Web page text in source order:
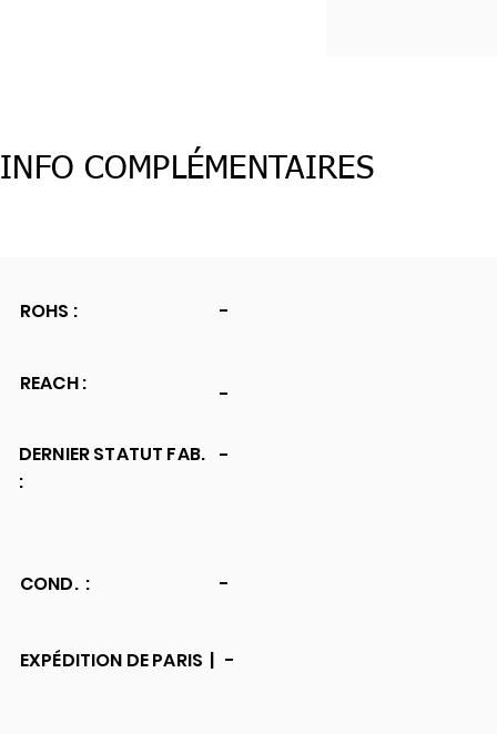
INFO COMPLÉMENTAIRES
ROHS : -
REACH :
DERNIER STATUT FAB.
:
-
-
COND. : -
EXPÉDITION DE PARIS | -